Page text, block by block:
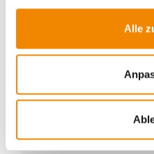
Alle